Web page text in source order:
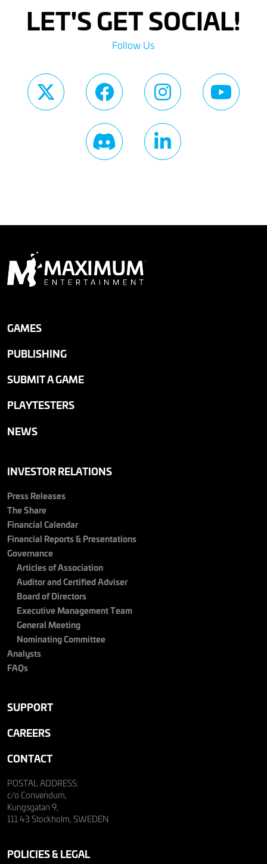
LET'S GET SOCIAL!
Follow Us
GAMES
PUBLISHING
SUBMIT A GAME
PLAYTESTERS
NEWS
INVESTOR RELATIONS
Press Releases
The Share
Financial Calendar
Financial Reports & Presentations
Governance
Articles of Association
Auditor and Certified Adviser
Board of Directors
Executive Management Team
General Meeting
Nominating Committee
Analysts
FAQs
SUPPORT
CAREERS
CONTACT
POSTAL ADDRESS:
c/o Convendum,
Kungsgatan 9,
111 43 Stockholm, SWEDEN
POLICIES & LEGAL